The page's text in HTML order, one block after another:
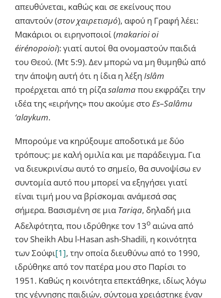
απευθύνεται, καθώς και σε εκείνους που
απαντούν (στον χαιρετισμό), αφού η Γραφή λέει:
Μακάριοι οι ειρηνοποιοί (makarioioi
éirénopoioi): γιατί αυτοί θα ονομαστούν παιδιά
του Θεού. (Μτ 5:9). Δεν μπορώ να μη θυμηθώ από
την άποψη αυτή ότι η ίδια η λέξη Islâm
προέρχεται από τη ρίζαsalamaπου εκφράζει την
ιδέα της «ειρήνης» που ακούμε στο Es–Salâmu
‘alaykum.
Μπορούμε να κηρύξουμε αποδοτικά με δύο
τρόπους: με καλή ομιλία και με παράδειγμα. Για
να διευκρινίσω αυτό το σημείο, θα συνοψίσω εν
συντομία αυτό που μπορεί να εξηγήσει γιατί
είναι τιμή μου να βρίσκομαι ανάμεσά σας
σήμερα. Βασισμένη σε μια Tariqa, δηλαδή μια
Αδελφότητα, που ιδρύθηκε τον 13ο αιώνα από
τον Sheikh Abu l-Hasan ash-Shadili, η κοινότητα
των Σούφι[1], την οποία διευθύνω από το 1990,
ιδρύθηκε από τον πατέρα μου στο Παρίσι το
1951. Καθώς η κοινότητα επεκτάθηκε, ιδίως λόγω
της γέννησης παιδιών, σύντομα χρειάστηκε έναν